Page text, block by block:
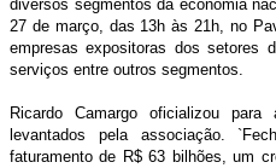
diversos segmentos da economia
27 de março, das 13h às 21h, no
empresas expositoras dos setores
serviços entre outros segmentos.
Ricardo Camargo oficializou
levantados pela associação.
faturamento de R$ 63 bilhões, um